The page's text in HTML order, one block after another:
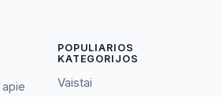
POPULIARIOS
KATEGORIJOS
Vaistai